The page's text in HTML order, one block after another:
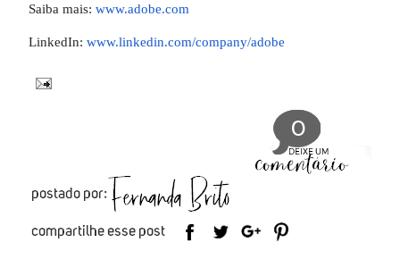
Saiba mais: www.adobe.com
LinkedIn: www.linkedin.com/company/adobe
0